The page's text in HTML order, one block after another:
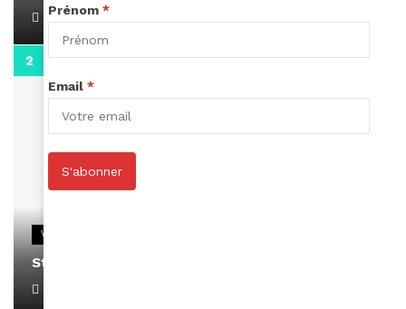
April 1, 2022
0:13
VIDEOS
Stacy passe un message
Prénom *
Email *
S'abonner